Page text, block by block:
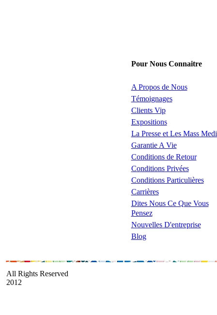
Pour Nous Connaitre
A Propos de Nous
Témoignages
Clients Vip
Expositions
La Presse et Les Mass
Garantie A Vie
Conditions de Retour
Conditions Privées
Conditions Particulières
Carrières
Dites Nous Ce Que Vous
Pensez
Nouvelles D'entreprise
Blog
All Rights Reserved
2012